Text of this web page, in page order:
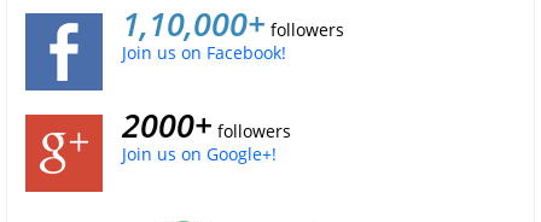
1,10,000+ followers
Join us on Facebook!
2000+ followers
Join us on Google+!